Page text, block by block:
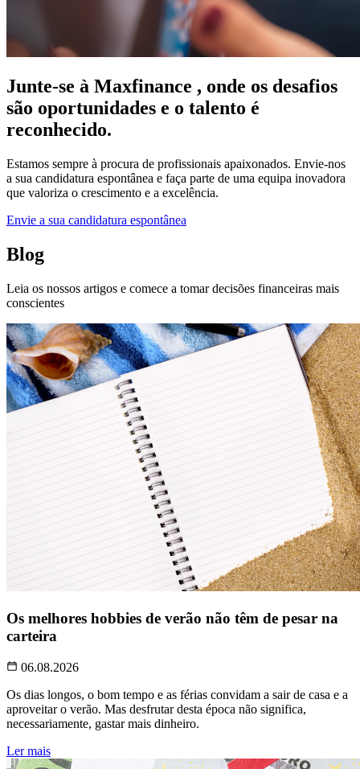
Junte-se à Maxfinance , onde os desafios
são oportunidades e o talento é
reconhecido.
Estamos sempre à procura de profissionais apaixonados. Envie-nos
a sua candidatura espontânea e faça parte de uma equipa inovadora
que valoriza o crescimento e a excelência.
Envie a sua candidatura espontânea
Blog
Leia os nossos artigos e comece a tomar decisões financeiras mais
conscientes
Os melhores hobbies de verão não têm de pesar na
carteira
06.08.2026
Os dias longos, o bom tempo e as férias convidam a sair de casa e a
aproveitar o verão. Mas desfrutar desta época não significa,
necessariamente, gastar mais dinheiro.
Ler mais